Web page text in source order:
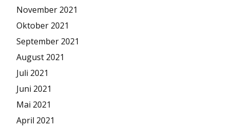
November 2021
Oktober 2021
September 2021
August 2021
Juli 2021
Juni 2021
Mai 2021
April 2021